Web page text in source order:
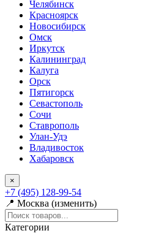
Челябинск
Красноярск
Новосибирск
Омск
Иркутск
Калининград
Калуга
Орск
Пятигорск
Севастополь
Сочи
Ставрополь
Улан-Удэ
Владивосток
Хабаровск
×
+7 (495) 128-99-54
📍 Москва (изменить)
Категории